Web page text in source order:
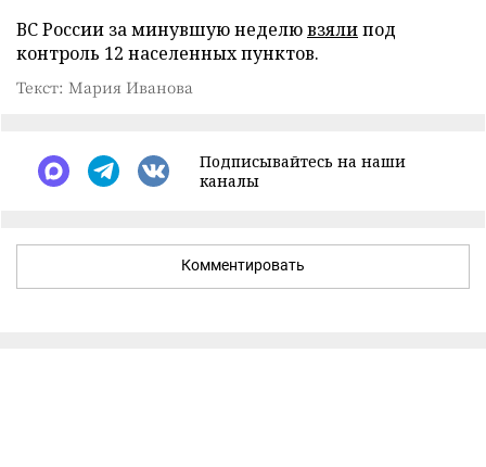
ВС России за минувшую неделювзялипод
контроль 12 населенных пунктов.
Текст: Мария Иванова
Подписывайтесь на наши
каналы
Комментировать